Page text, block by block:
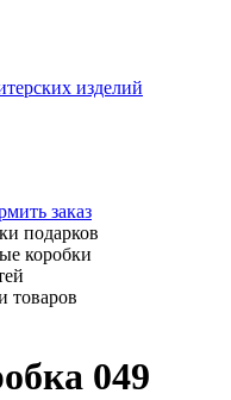
изделий
заказ
049